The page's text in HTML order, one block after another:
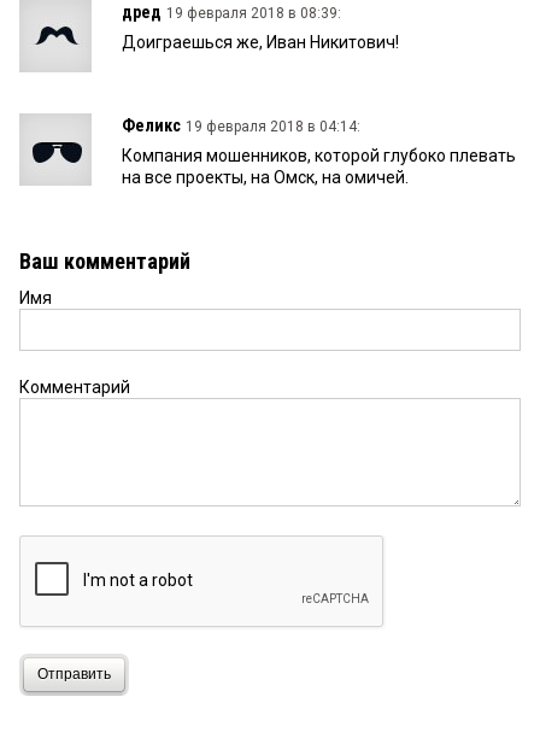
дред 19 февраля 2018 в 08:39:
Доиграешься же, Иван Никитович!
Феликс 19 февраля 2018 в 04:14:
Компания мошенников, которой глубоко плевать
на все проекты, на Омск, на омичей.
Ваш комментарий
Имя
Комментарий
Отправить